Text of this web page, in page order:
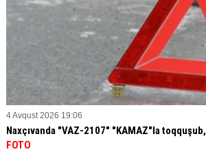
4 Avqust 2026 19:06
Naxçıvanda "VAZ-2107" "KAMAZ"la toqquşub,
FOTO